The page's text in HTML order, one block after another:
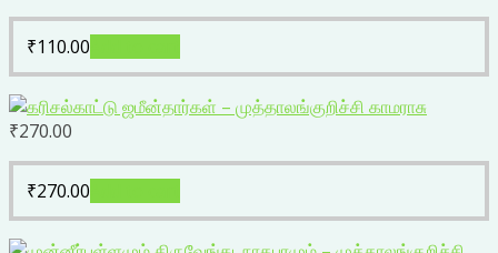
₹110.00
₹270.00
₹270.00